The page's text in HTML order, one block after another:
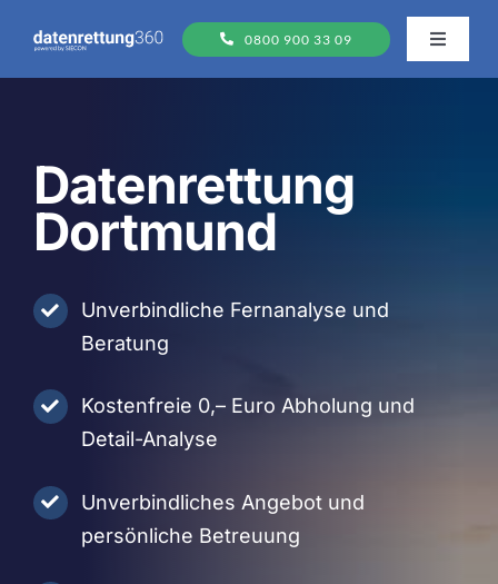
Inhalt
springen
0800 900 33 09
Toggle
FAQs
Ablauf
Standorte
Datenrettung
Dortmund
Unverbindliche Fernanalyse und
Beratung
Kostenfreie 0,– Euro Abholung und
Detail-Analyse
Unverbindliches Angebot und
persönliche Betreuung